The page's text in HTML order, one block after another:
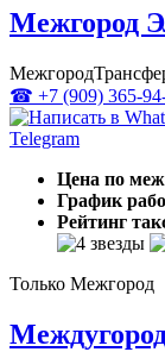
Межгород
Межгород
☎ +7 (909) 365-
Telegram
Цена по
График
Рейтинг
Только Межгород